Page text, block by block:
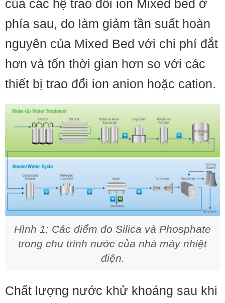
của các hệ trao đổi ion Mixed bed ở
phía sau, do làm giảm tần suất hoàn
nguyên của Mixed Bed với chi phí đắt
hơn và tốn thời gian hơn so với các
thiết bị trao đổi ion anion hoặc cation.
Hình 1: Các điểm đo Silica và Phosphate
trong chu trinh nước của nhà máy nhiệt
điện.
Chất lượng nước khử khoáng sau khi